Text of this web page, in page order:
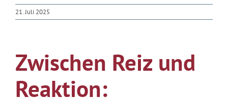
21. Juli 2025
Zwischen Reiz und
Reaktion: